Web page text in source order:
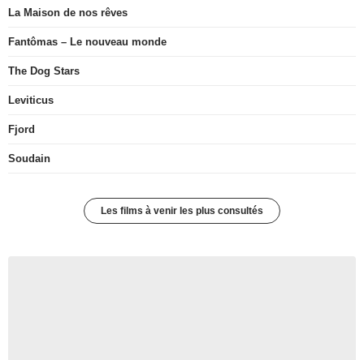
La Maison de nos rêves
Fantômas – Le nouveau monde
The Dog Stars
Leviticus
Fjord
Soudain
Les films à venir les plus consultés